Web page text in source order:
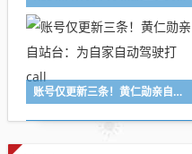
账号仅更新三条！黄仁勋亲自站台：为自家自动驾驶打call